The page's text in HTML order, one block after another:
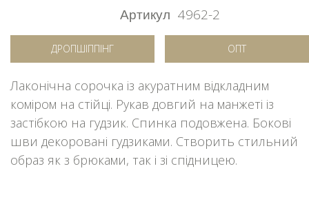
Артикул 4962-2
ДРОПШІППІНГ ОПТ
Лаконічна сорочка із акуратним відкладним
коміром на стійці. Рукав довгий на манжеті із
застібкою на гудзик. Спинка подовжена. Бокові
шви декоровані гудзиками. Створить стильний
образ як з брюками, так і зі спідницею.